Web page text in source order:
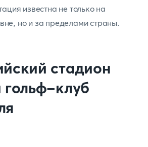
известна не только на
но и за пределами страны.
стадион
гольф-клуб